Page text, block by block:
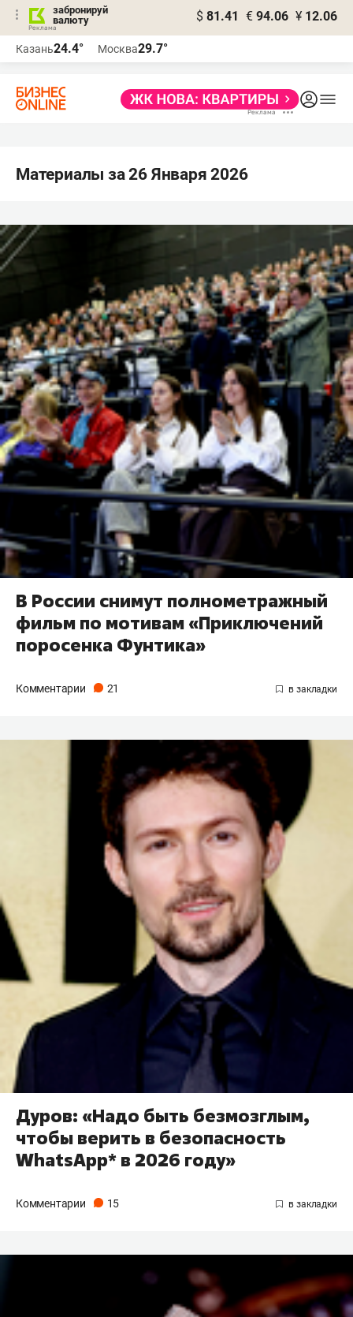
забронируй
валюту
$ 81.41 € 94.06 ¥ 12.06
Казань24.4° Москва29.7°
Материалы за 26 Января 2026
В России снимут полнометражный
фильм по мотивам «Приключений
поросенка Фунтика»
Комментарии 21
Дуров: «Надо быть безмозглым,
чтобы верить в безопасность
WhatsApp* в 2026 году»
Комментарии 15